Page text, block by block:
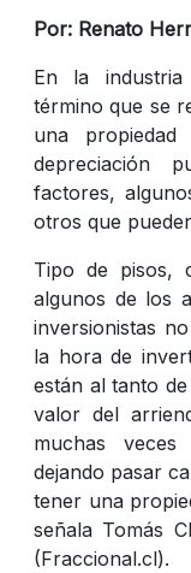
Por: Renato
En la
término que se
una
depreciación
factores,
otros que
Tipo de pisos,
algunos de los
inversionistas
la hora de
están al tanto
valor del
muchas
dejando pasar
tener una
señala Tomás
(Fraccional.cl).